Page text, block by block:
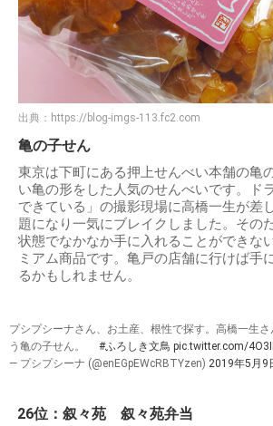
出典： https://blog-imgs-113.fc2.com
亀の子せん
東京は下町にある押上せんべい本舗の亀
い亀の形をした人気のせんべいです。ド
できている」の撮影現場に高橋一生が差
題になり一気にブレイクしました。その
状態でなかなか手に入れることができな
ミアム商品です。亀戸の店舗に行けば手
るかもしれません。
プシプシーナさん、お土産、根性で探す。高橋一生
う亀の子せん。 #ふろしき文鳥 pic.twitter.com/
— プシプシーナ (@enEGpEWcRBTYzen) 2019年5月9
26位：叙々苑 叙々苑弁当